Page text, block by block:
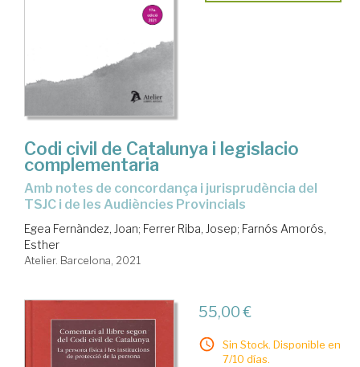
Codi civil de Catalunya i legislacio
complementaria
amb notes de concordança i jurisprudència del
TSJC i de les Audiències Provincials
Egea Fernàndez, Joan; Ferrer Riba, Josep; Farnós Amorós,
Esther
Atelier. Barcelona, 2021
55,00 €
Sin Stock. Disponible en
7/10 días.